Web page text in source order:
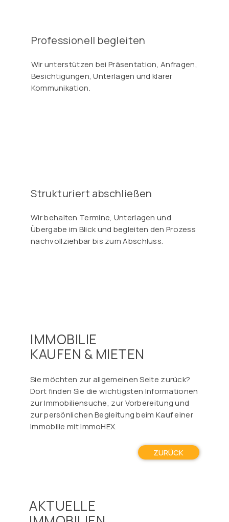
Professionell begleiten
Wir unterstützen bei Präsentation, Anfragen,
Besichtigungen, Unterlagen und klarer
Kommunikation.
Strukturiert abschließen
Wir behalten Termine, Unterlagen und
Übergabe im Blick und begleiten den Prozess
nachvollziehbar bis zum Abschluss.
IMMOBILIE
KAUFEN & MIETEN
Sie möchten zur allgemeinen Seite zurück?
Dort finden Sie die wichtigsten Informationen
zur Immobiliensuche, zur Vorbereitung und
zur persönlichen Begleitung beim Kauf einer
Immobilie mit ImmoHEX.
ZURÜCK
AKTUELLE